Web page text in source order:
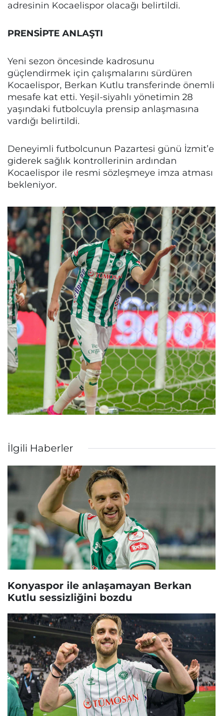
adresinin Kocaelispor olacağı belirtildi.
PRENSİPTE ANLAŞTI
Yeni sezon öncesinde kadrosunu
güçlendirmek için çalışmalarını sürdüren
Kocaelispor, Berkan Kutlu transferinde önemli
mesafe kat etti. Yeşil-siyahlı yönetimin 28
yaşındaki futbolcuyla prensip anlaşmasına
vardığı belirtildi.
Deneyimli futbolcunun Pazartesi günü İzmit’e
giderek sağlık kontrollerinin ardından
Kocaelispor ile resmi sözleşmeye imza atması
bekleniyor.
İlgili Haberler
Konyaspor ile anlaşamayan Berkan
Kutlu sessizliğini bozdu